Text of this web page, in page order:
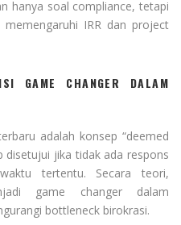
hanya soal compliance, tetapi
IRR dan project
GAME CHANGER DALAM
adalah konsep “deemed
disetujui jika tidak ada respons
tertentu. Secara teori,
game changer dalam
bottleneck birokrasi.